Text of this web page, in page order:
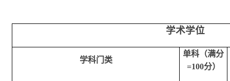
学术学位
学科门类
单科（满分
=100分）